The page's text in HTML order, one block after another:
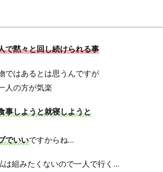
で黙々と回し続けられる事
ではあるとは思うんですが
人の方が気楽
事しようと就寝しようと
でいいですからね…
組みたくないので一人で行く…